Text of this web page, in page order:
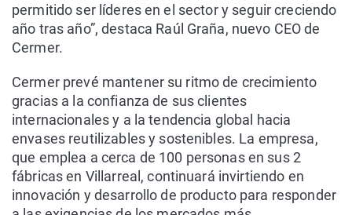
permitido ser líderes en el sector y seguir creciendo
año tras año”, destaca Raúl Graña, nuevo CEO de
Cermer.
Cermer prevé mantener su ritmo de crecimiento
gracias a la confianza de sus clientes
internacionales y a la tendencia global hacia
envases reutilizables y sostenibles. La empresa,
que emplea a cerca de 100 personas en sus 2
fábricas en Villarreal, continuará invirtiendo en
innovación y desarrollo de producto para responder